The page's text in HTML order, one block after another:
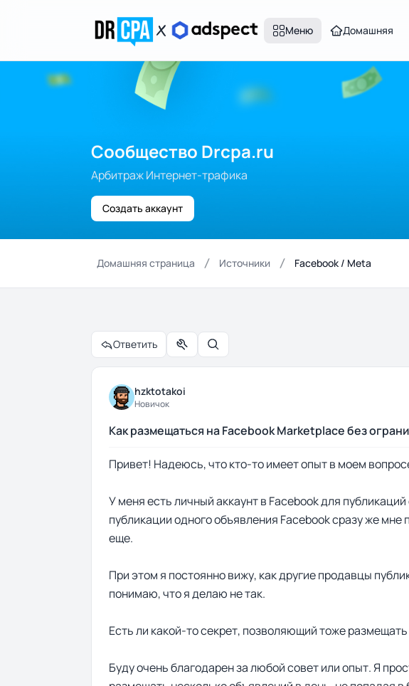
Меню Домашняя
Сообщество Drcpa.ru
Арбитраж Интернет-трафика
Создать аккаунт
Домашняя страница Источники Facebook / Meta
Ответить Управление темой
Поиск
hzktotakoi
Новичок
Как размещаться на Facebook Marketplace без
Привет! Надеюсь, что кто-то имеет опыт в моем
У меня есть личный аккаунт в Facebook для
публикации одного объявления Facebook сразу же
еще.
При этом я постоянно вижу, как другие продавцы
понимаю, что я делаю не так.
Есть ли какой-то секрет, позволяющий тоже
Буду очень благодарен за любой совет или опыт. Я